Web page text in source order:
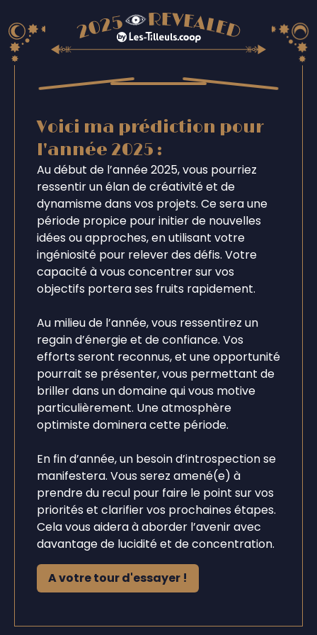
Voici ma prédiction pour
l'année 2025 :
Au début de l’année 2025, vous pourriez
ressentir un élan de créativité et de
dynamisme dans vos projets. Ce sera une
période propice pour initier de nouvelles
idées ou approches, en utilisant votre
ingéniosité pour relever des défis. Votre
capacité à vous concentrer sur vos
objectifs portera ses fruits rapidement.
Au milieu de l’année, vous ressentirez un
regain d’énergie et de confiance. Vos
efforts seront reconnus, et une opportunité
pourrait se présenter, vous permettant de
briller dans un domaine qui vous motive
particulièrement. Une atmosphère
optimiste dominera cette période.
En fin d’année, un besoin d’introspection se
manifestera. Vous serez amené(e) à
prendre du recul pour faire le point sur vos
priorités et clarifier vos prochaines étapes.
Cela vous aidera à aborder l’avenir avec
davantage de lucidité et de concentration.
A votre tour d'essayer !